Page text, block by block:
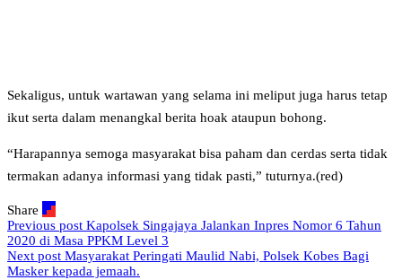
Sekaligus, untuk wartawan yang selama ini meliput juga harus tetap
ikut serta dalam menangkal berita hoak ataupun bohong.
“Harapannya semoga masyarakat bisa paham dan cerdas serta tidak
termakan adanya informasi yang tidak pasti,” tuturnya.(red)
Share
Previous post Kapolsek Singajaya Jalankan Inpres Nomor 6 Tahun
2020 di Masa PPKM Level 3
Next post Masyarakat Peringati Maulid Nabi, Polsek Kobes Bagi
Masker kepada jemaah.